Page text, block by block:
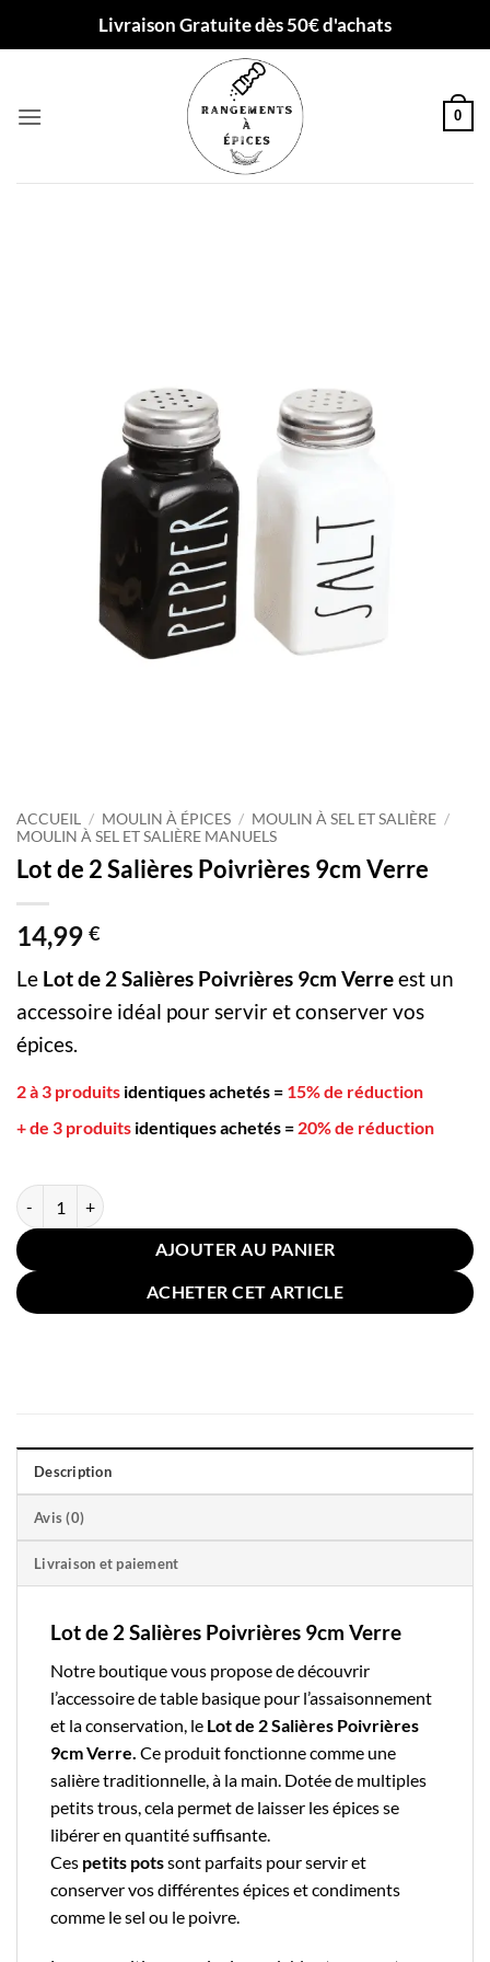
Livraison Gratuite dès 50€ d'achats
0
ACCUEIL / MOULIN À ÉPICES / MOULIN À SEL ET SALIÈRE /
MOULIN À SEL ET SALIÈRE MANUELS
Lot de 2 Salières Poivrières 9cm Verre
14,99 €
Le Lot de 2 Salières Poivrières 9cm Verreest un
accessoire idéal pour servir et conserver vos
épices.
2 à 3 produits identiques achetés = 15% de réduction
+ de 3 produits identiques achetés = 20% de réduction
quantité de Lot de 2 Salières Poivrières 9cm Verre
AJOUTER AU PANIER
ACHETER CET ARTICLE
Description
Avis (0)
Livraison et paiement
Lot de 2 Salières Poivrières 9cm Verre
Notre boutiquevous propose de découvrir
l’accessoire de table basique pour l’assaisonnement
et la conservation, le Lot de 2 Salières Poivrières
9cm Verre. Ce produit fonctionne comme une
salière traditionnelle, à la main. Dotée de multiples
petits trous, cela permet de laisser les épices se
libérer en quantité suffisante.
Ces petits potssont parfaits pour servir et
conserver vos différentes épices et condiments
comme le sel ou le poivre.